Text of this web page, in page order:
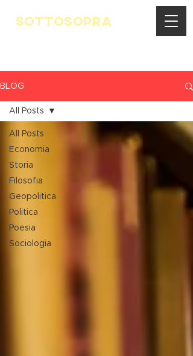
SOTTOSOPRA
BLOG
All Posts
Economia
Storia
Filosofia
Geopolitica
Politica
Poesia
Sociologia
All Posts